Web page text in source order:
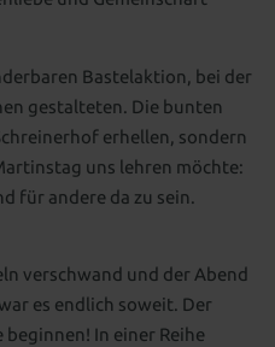
Bastelaktion, bei der
gestalteten. Die bunten
erhellen, sondern
uns lehren möchte:
für andere da zu sein.
verschwand und der Abend
es endlich soweit. Der
In einer Reihe